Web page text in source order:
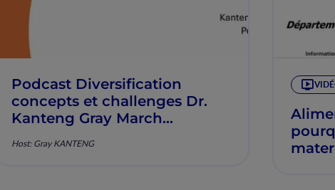
Podcast Diversification
concepts et challenges Dr.
Kanteng Gray March
Host: Gray KANTENG